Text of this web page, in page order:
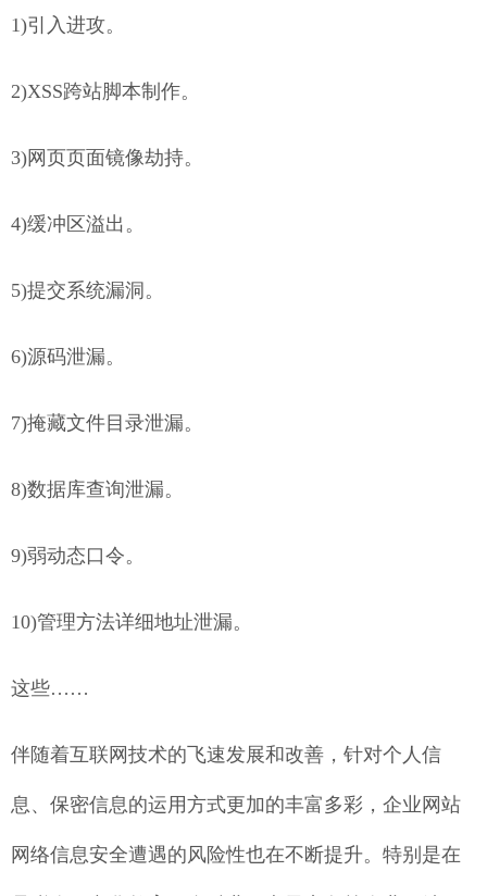
1)引入进攻。
2)XSS跨站脚本制作。
3)网页页面镜像劫持。
4)缓冲区溢出。
5)提交系统漏洞。
6)源码泄漏。
7)掩藏文件目录泄漏。
8)数据库查询泄漏。
9)弱动态口令。
10)管理方法详细地址泄漏。
这些……
伴随着互联网技术的飞速发展和改善，针对个人信
息、保密信息的运用方式更加的丰富多彩，企业网站
网络信息安全遭遇的风险性也在不断提升。特别是在